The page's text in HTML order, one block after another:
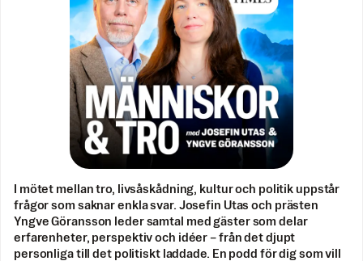
I mötet mellan tro, livsåskådning, kultur och politik uppstår
frågor som saknar enkla svar. Josefin Utas och prästen
Yngve Göransson leder samtal med gäster som delar
erfarenheter, perspektiv och idéer – från det djupt
personliga till det politiskt laddade. En podd för dig som vill